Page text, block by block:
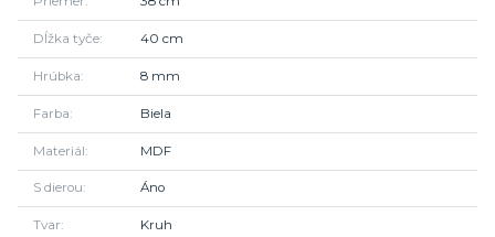
Dĺžka tyče 40 cm
Hrúbka 8 mm
Farba Biela
Materiál MDF
S dierou Áno
Tvar Kruh